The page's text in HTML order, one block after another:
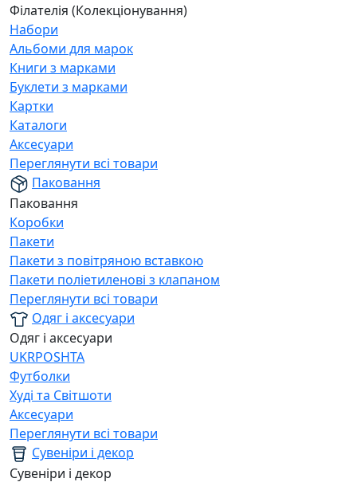
Філателія (Колекціонування)
Набори
Альбоми для марок
Книги з марками
Буклети з марками
Картки
Каталоги
Аксесуари
Переглянути всі товари
Паковання
Паковання
Коробки
Пакети
Пакети з повітряною вставкою
Пакети поліетиленові з клапаном
Переглянути всі товари
Одяг і аксесуари
Одяг і аксесуари
UKRPOSHTA
Футболки
Худі та Світшоти
Аксесуари
Переглянути всі товари
Сувеніри і декор
Сувеніри і декор